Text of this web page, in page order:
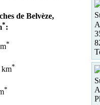
de Belvèze,
*:
*
km*
*